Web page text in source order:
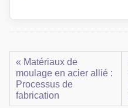
« Matériaux de
moulage en acier allié :
Processus de
fabrication